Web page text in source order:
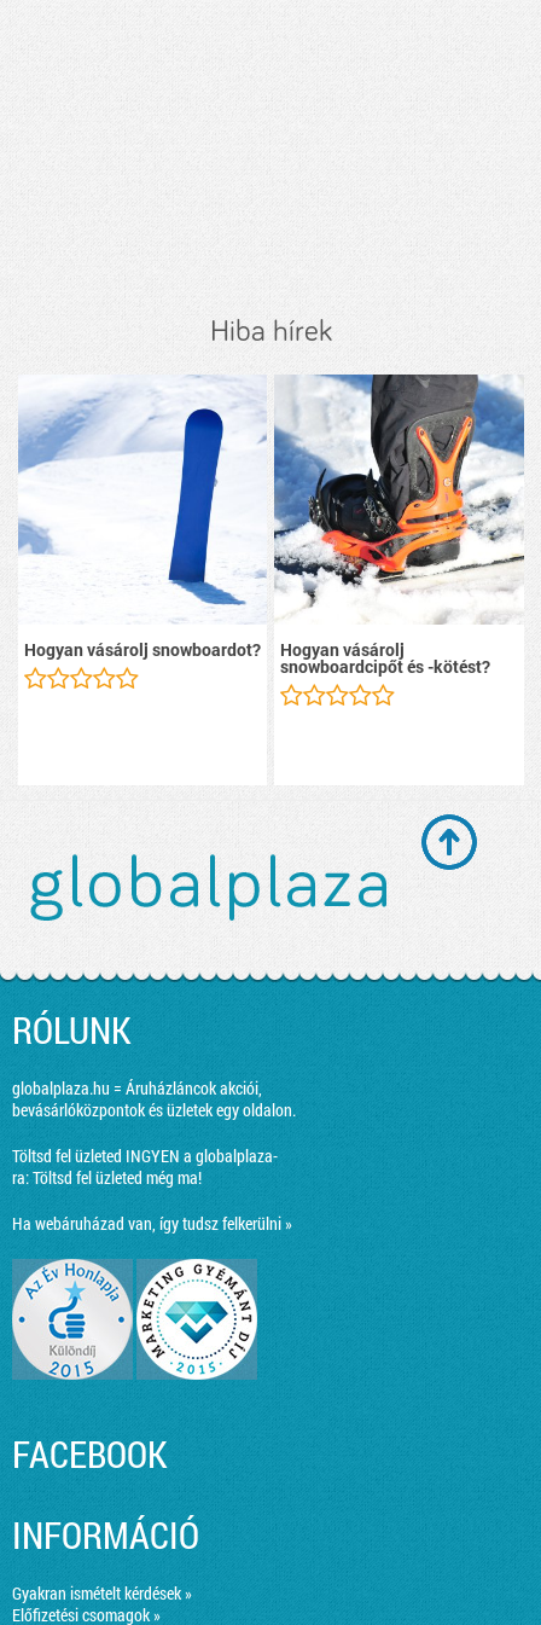
Hiba hírek
Hogyan vásárolj snowboardot? Hogyan vásárolj
snowboardcipőt és -kötést?
RÓLUNK
globalplaza.hu = Áruházláncok akciói,
bevásárlóközpontok és üzletek egy oldalon.
Töltsd fel üzleted INGYEN a globalplaza-
ra:Töltsd fel üzleted még ma!
Ha webáruházad van, így tudsz felkerülni »
FACEBOOK
INFORMÁCIÓ
Gyakran ismételt kérdések »
Előfizetési csomagok »